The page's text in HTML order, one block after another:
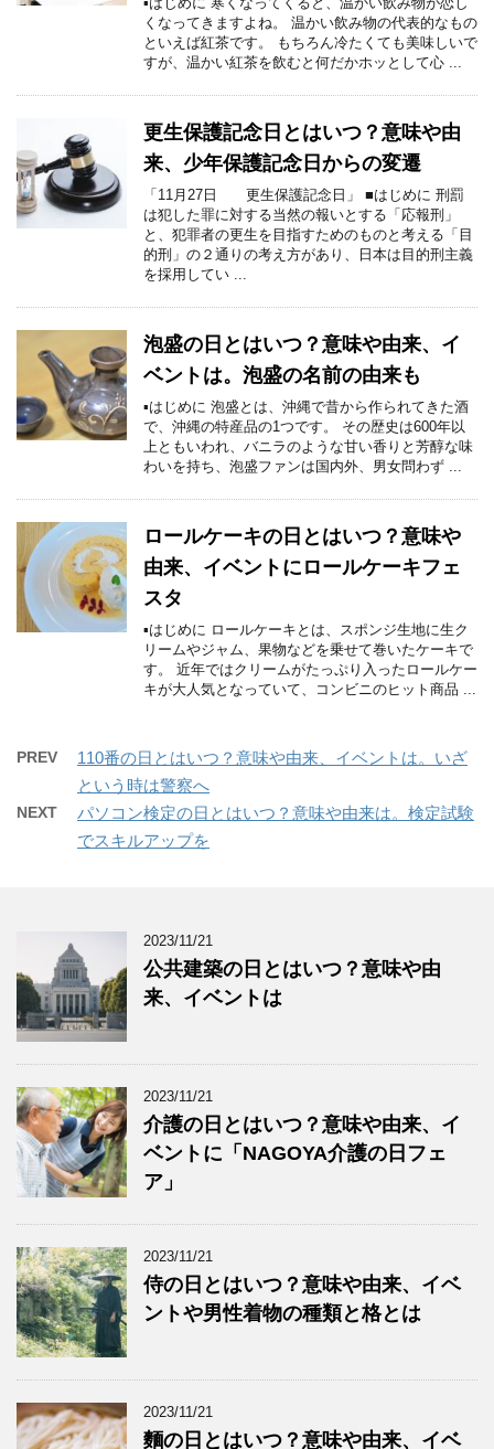
くなってきますよね。 温かい飲み物の代表的なもの
といえば紅茶です。 もちろん冷たくても美味しいで
すが、温かい紅茶を飲むと何だかホッとして心 ...
更生保護記念日とはいつ？意味や由
来、少年保護記念日からの変遷
「11月27日 更生保護記念日」 ■はじめに 刑罰
は犯した罪に対する当然の報いとする「応報刑」
と、犯罪者の更生を目指すためのものと考える「目
的刑」の２通りの考え方があり、日本は目的刑主義
を採用してい ...
泡盛の日とはいつ？意味や由来、イ
ベントは。泡盛の名前の由来も
▪はじめに 泡盛とは、沖縄で昔から作られてきた酒
で、沖縄の特産品の1つです。 その歴史は600年以
上ともいわれ、バニラのような甘い香りと芳醇な味
わいを持ち、泡盛ファンは国内外、男女問わず ...
ロールケーキの日とはいつ？意味や
由来、イベントにロールケーキフェ
スタ
▪はじめに ロールケーキとは、スポンジ生地に生ク
リームやジャム、果物などを乗せて巻いたケーキで
す。 近年ではクリームがたっぷり入ったロールケー
キが大人気となっていて、コンビニのヒット商品 ...
PREV
110番の日とはいつ？意味や由来、イベントは。いざ
という時は警察へ
NEXT
パソコン検定の日とはいつ？意味や由来は。検定試験
でスキルアップを
2023/11/21
公共建築の日とはいつ？意味や由
来、イベントは
2023/11/21
介護の日とはいつ？意味や由来、イ
ベントに「NAGOYA介護の日フェ
ア」
2023/11/21
侍の日とはいつ？意味や由来、イベ
ントや男性着物の種類と格とは
2023/11/21
麵の日とはいつ？意味や由来、イベ